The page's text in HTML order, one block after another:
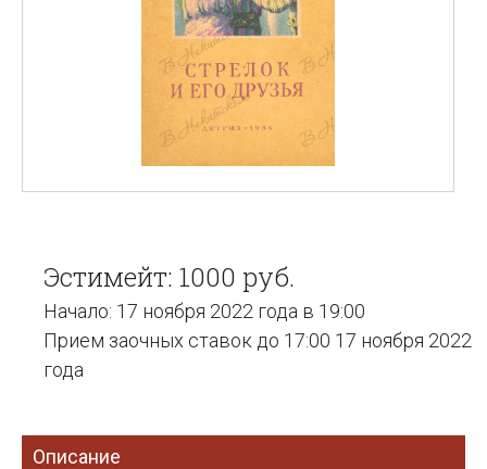
Эстимейт: 1000 руб.
Начало: 17 ноября 2022 года в 19:00
Прием заочных ставок до 17:00 17 ноября 2022
года
Описание